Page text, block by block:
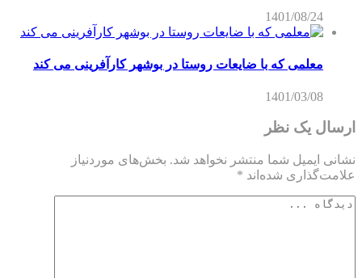
1401/08/24
معلمی که با ضایعات روستا در بوشهر کارآفرینی می کند
1401/03/08
ارسال یک نظر
نشانی ایمیل شما منتشر نخواهد شد. بخش‌های موردنیاز
علامت‌گذاری شده‌اند *